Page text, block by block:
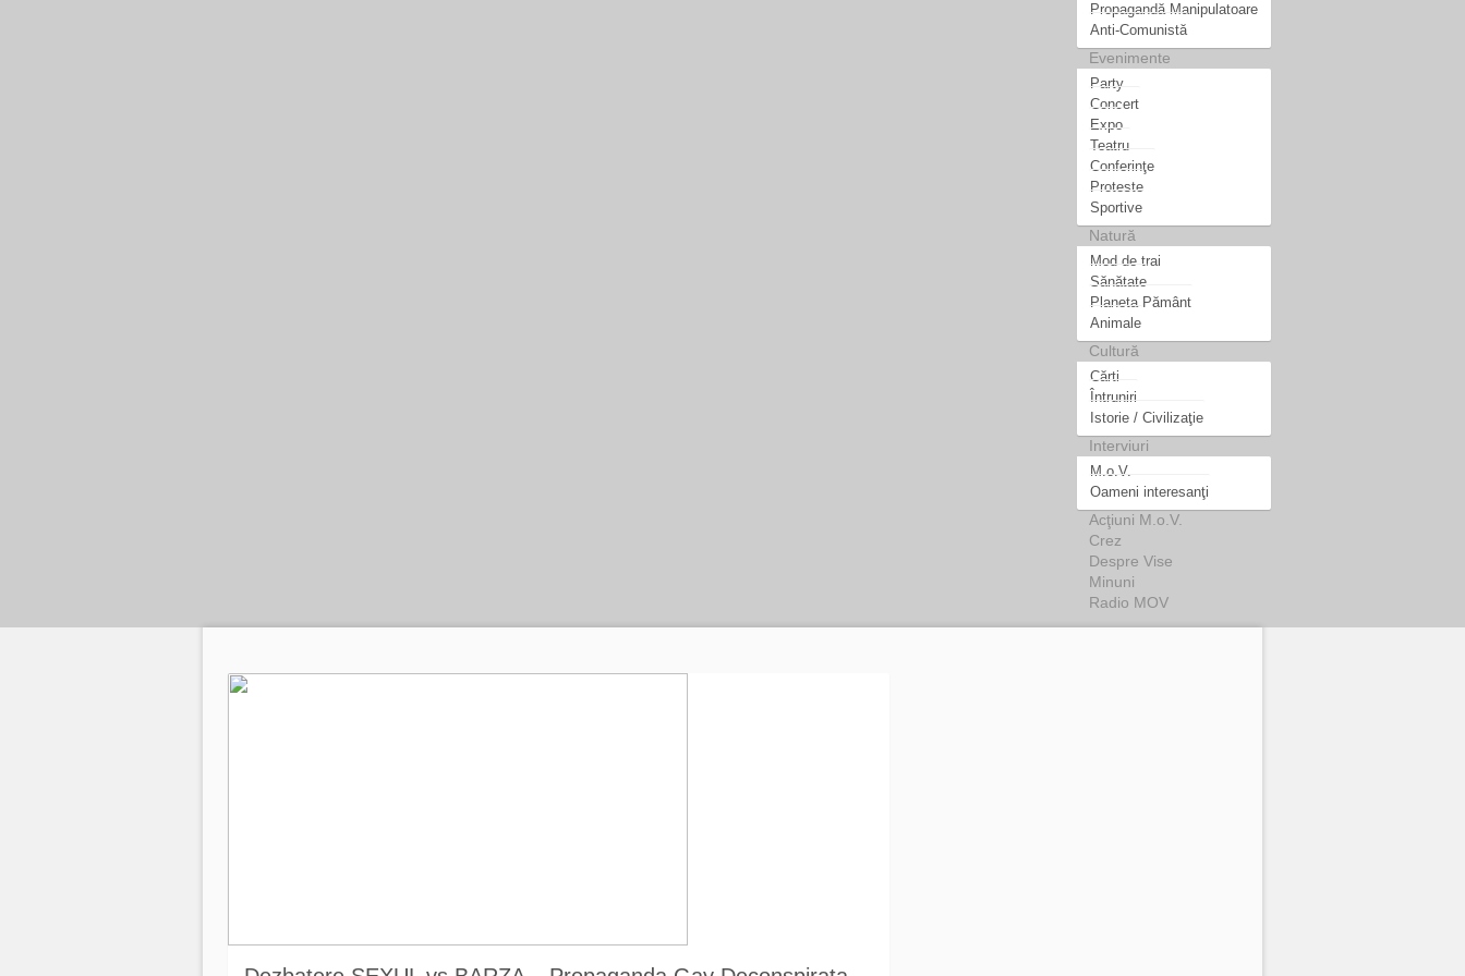
Propagandă Manipulatoare
Anti-Comunistă
Evenimente
Party
Concert
Expo
Teatru
Conferinţe
Proteste
Sportive
Natură
Mod de trai
Sănătate
Planeta Pământ
Animale
Cultură
Cărti
Întruniri
Istorie / Civilizaţie
Interviuri
M.o.V.
Oameni interesanţi
Acţiuni M.o.V.
Crez
Despre Vise
Minuni
Radio MOV